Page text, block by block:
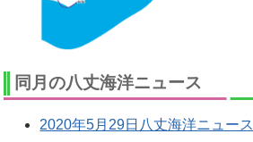
同月の八丈海洋ニュース
2020年5月29日八丈海洋ニュース